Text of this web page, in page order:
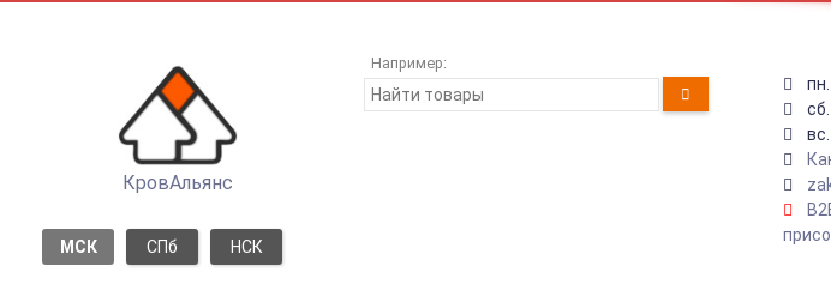
КровАльянс
МСК СПб НСК
Например:
сб.
вс.